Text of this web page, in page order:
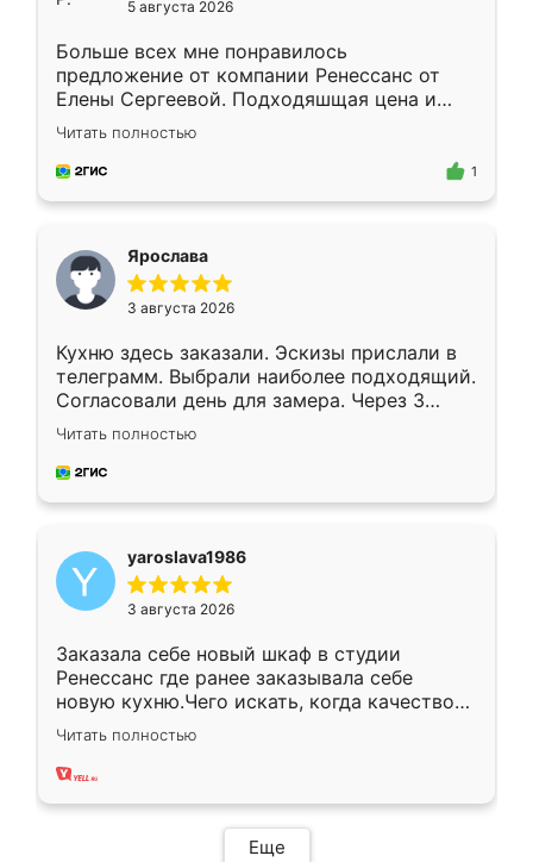
5 августа 2026
Больше всех мне понравилось
предложение от компании Ренессанс от
Елены Сергеевой. Подходяшщая цена и
короткие сроки изготовления. Приехавший
для замера сотрудник Владислав
предложил по моему эскизу самый
Читать полностью
1
Ярослава
3 августа 2026
Кухню здесь заказали. Эскизы прислали в
телеграмм. Выбрали наиболее подходящий.
Согласовали день для замера. Через 3
недели кухня была уже готова. Остались
довольны работой. Спасибо Ренессанс
мебель за качественную работу!
Читать полностью
yaroslava1986
3 августа 2026
Заказала себе новый шкаф в студии
Ренессанс где ранее заказывала себе
новую кухню.Чего искать, когда качеством
вполне довольна. Служит кухня уже почти
два года, нареканий нет.
Читать полностью
Еще